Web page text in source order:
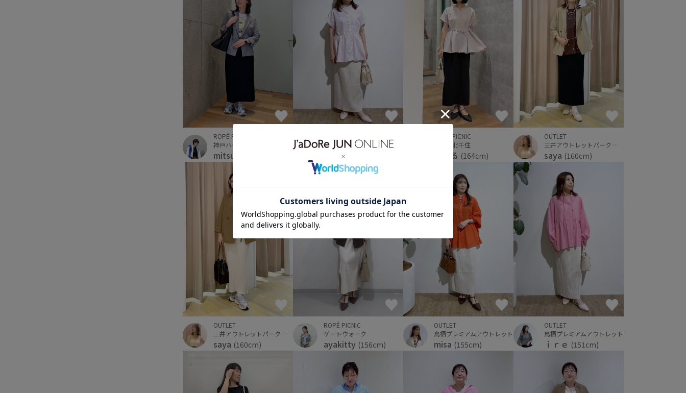
ROPÉ PICNIC
神戸ハーバーランドumie
mitsuko
鳥栖プレミアムアウトレット
ｉｒｅ
ROPÉ PICNIC
ルミネ北千住
ちはる (164cm)
OUTLET
三井アウトレットパーク 仙台港
saya (160cm)
OUTLET
三井アウトレットパーク 仙台港
saya (160cm)
ROPÉ PICNIC
ゲートウォーク
ayakitty (156cm)
OUTLET
鳥栖プレミアムアウトレット
misa (155cm)
OUTLET
鳥栖プレミアムアウトレット
ｉｒｅ (151cm)